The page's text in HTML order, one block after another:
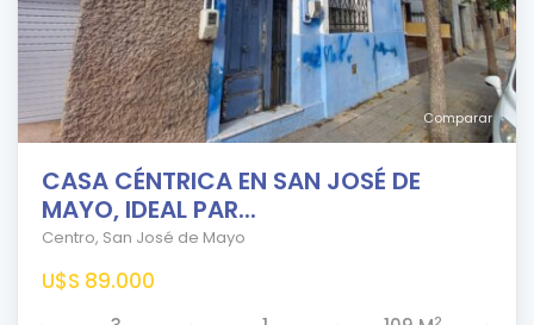
Comparar
CASA CÉNTRICA EN SAN JOSÉ DE
MAYO, IDEAL PAR...
Centro, San José de Mayo
U$S 89.000
2